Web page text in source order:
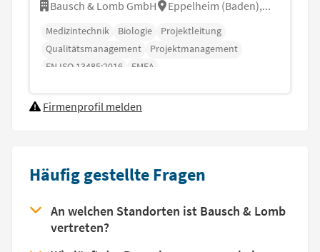
Bausch & Lomb GmbH Eppelheim (Baden),...
Medizintechnik Biologie
Projektleitung
Qualitätsmanagement
Projektmanagement
EN ISO 13485:2016
FMEA
Firmenprofil melden
Häufig gestellte Fragen
An welchen Standorten ist Bausch & Lomb
vertreten?